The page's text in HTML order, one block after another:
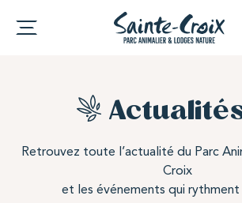
Retrouvez toute l’actualité du Parc
Croix
et les événements qui rythment